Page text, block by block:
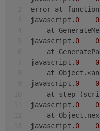
error at function
javascript. 0
at
javascript. 0
at
javascript. 0
at
javascript. 0
at step
javascript. 0
at
javascript. 0